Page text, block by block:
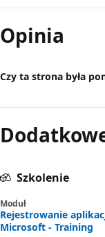
Opinia
Czy ta strona była
Szkolenie
Moduł
Rejestrowanie
Microsoft - Training